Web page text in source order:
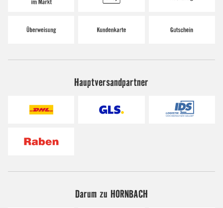
Hauptversandpartner
Darum zu HORNBACH